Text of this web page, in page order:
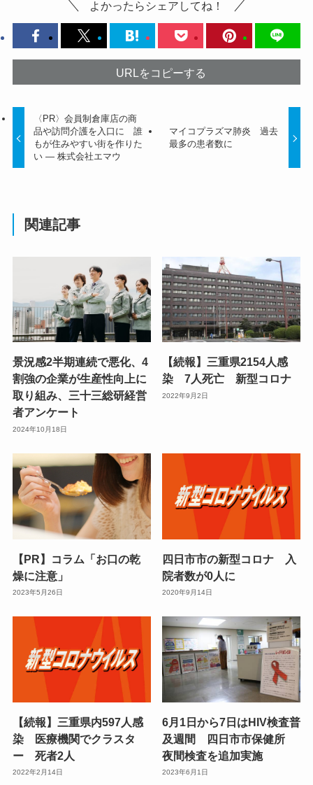
よかったらシェアしてね！
URLをコピーする
〈PR〉会員制倉庫店の商
品や訪問介護を入口に 誰
もが住みやすい街を作りた
い ― 株式会社エマウ
マイコプラズマ肺炎 過去
最多の患者数に
関連記事
景況感2半期連続で悪化、4
割強の企業が生産性向上に
取り組み、三十三総研経営
者アンケート
2024年10月18日
【続報】三重県2154人感
染 7人死亡 新型コロナ
2022年9月2日
【PR】コラム「お口の乾
燥に注意」
2023年5月26日
四日市市の新型コロナ 入
院者数が0人に
2020年9月14日
【続報】三重県内597人感
染 医療機関でクラスタ
ー 死者2人
2022年2月14日
6月1日から7日はHIV検査普
及週間 四日市市保健所
夜間検査を追加実施
2023年6月1日